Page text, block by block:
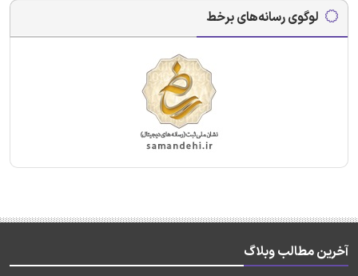
لوگوی رسانه‌های برخط
آخرین مطالب وبلاگ